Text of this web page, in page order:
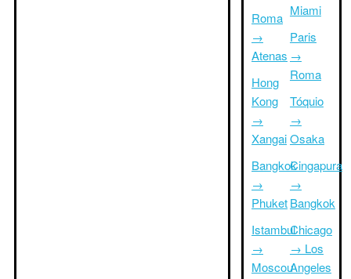
Roma
→
Atenas
Hong
Kong
→
Xangai
Bangkok
→
Phuket
Istambul
→
Moscou
Miami
Paris
→
Roma
Tóquio
→
Osaka
Cingapura
→
Bangkok
Chicago
→ Los
Angeles